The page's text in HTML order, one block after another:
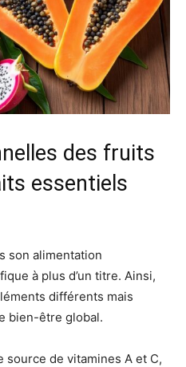
des fruits
essentiels
son alimentation
à plus d’un titre. Ainsi,
différents mais
bien-être global.
source de vitamines A et C,